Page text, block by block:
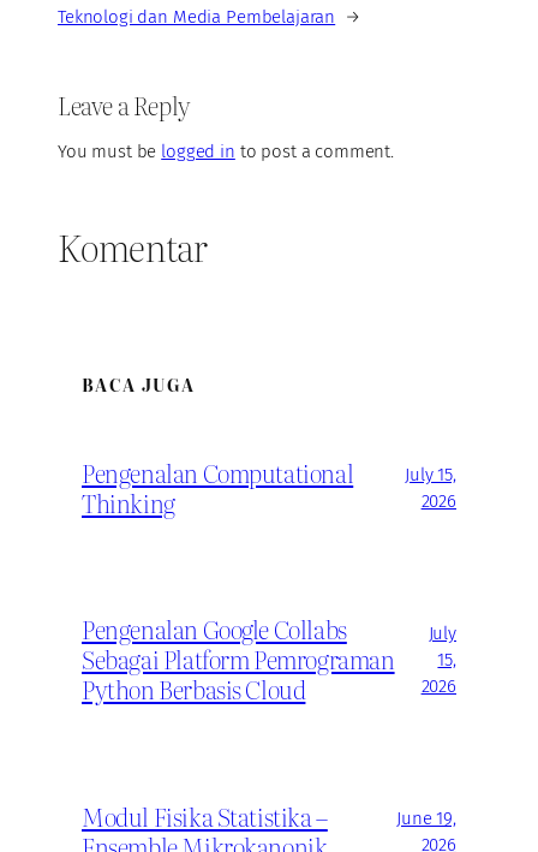
Teknologi dan Media Pembelajaran
→
Leave a Reply
You must be logged in to post a comment.
Komentar
BACA JUGA
Pengenalan Computational
Thinking
July 15,
2026
Pengenalan Google Collabs
Sebagai Platform Pemrograman
Python Berbasis Cloud
July
15,
2026
Modul Fisika Statistika –
June 19,
2026